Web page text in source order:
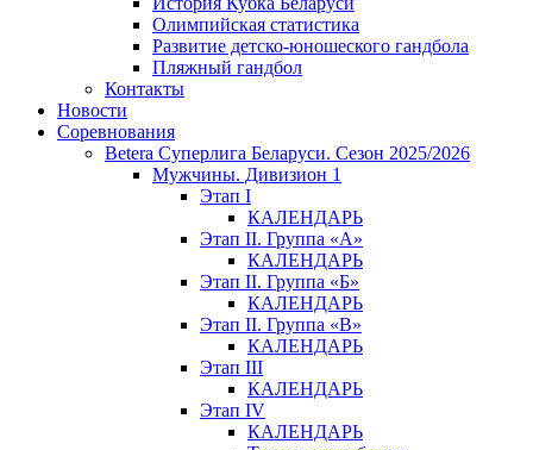
Олимпийская статистика
Развитие детско-юношеского гандбола
Пляжный гандбол
Контакты
Новости
Соревнования
Betera Суперлига Беларуси. Сезон 2025/2026
Мужчины. Дивизион 1
Этап I
КАЛЕНДАРЬ
Этап II. Группа «А»
КАЛЕНДАРЬ
Этап II. Группа «Б»
КАЛЕНДАРЬ
Этап II. Группа «В»
КАЛЕНДАРЬ
Этап III
КАЛЕНДАРЬ
Этап IV
КАЛЕНДАРЬ